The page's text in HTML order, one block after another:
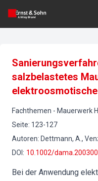
salzbelastetes
Fachthemen - Mauerwerk
Seite: 123-127
Autoren: Dettmann, A.,
DOI : 10.1002/
Bei der Anwendung